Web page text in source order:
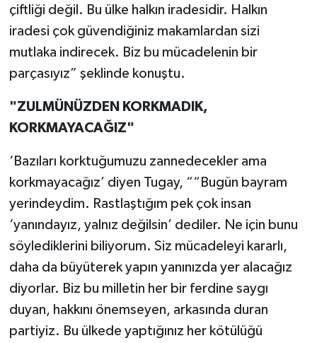
çiftliği değil. Bu ülke halkın iradesidir. Halkın
iradesi çok güvendiğiniz makamlardan sizi
mutlaka indirecek. Biz bu mücadelenin bir
parçasıyız” şeklinde konuştu.
"ZULMÜNÜZDEN KORKMADIK,
KORKMAYACAĞIZ"
‘Bazıları korktuğumuzu zannedecekler ama
korkmayacağız’ diyen Tugay, ““Bugün bayram
yerindeydim. Rastlaştığım pek çok insan
‘yanındayız, yalnız değilsin’ dediler. Ne için bunu
söylediklerini biliyorum. Siz mücadeleyi kararlı,
daha da büyüterek yapın yanınızda yer alacağız
diyorlar. Biz bu milletin her bir ferdine saygı
duyan, hakkını önemseyen, arkasında duran
partiyiz. Bu ülkede yaptığınız her kötülüğü